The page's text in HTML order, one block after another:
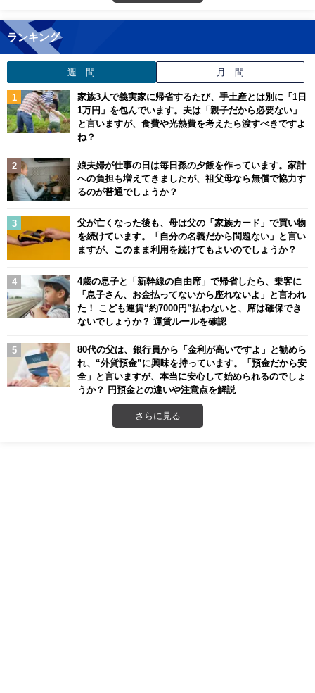
ランキング
週 間 月 間
家族3人で義実家に帰省するたび、手土産とは別に「1日
1万円」を包んでいます。夫は「親子だから必要ない」
と言いますが、食費や光熱費を考えたら渡すべきですよ
ね？
娘夫婦が仕事の日は毎日孫の夕飯を作っています。家計
への負担も増えてきましたが、祖父母なら無償で協力す
るのが普通でしょうか？
父が亡くなった後も、母は父の「家族カード」で買い物
を続けています。「自分の名義だから問題ない」と言い
ますが、このまま利用を続けてもよいのでしょうか？
4歳の息子と「新幹線の自由席」で帰省したら、乗客に
「息子さん、お金払ってないから座れないよ」と言われ
た！ こども運賃“約7000円”払わないと、席は確保でき
ないでしょうか？ 運賃ルールを確認
80代の父は、銀行員から「金利が高いですよ」と勧めら
れ、“外貨預金”に興味を持っています。「預金だから安
全」と言いますが、本当に安心して始められるのでしょ
うか？ 円預金との違いや注意点を解説
さらに見る